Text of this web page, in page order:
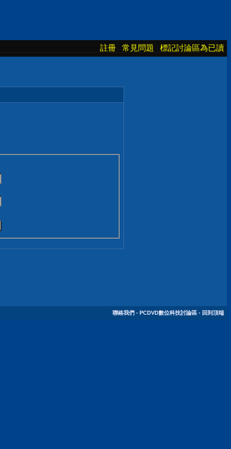
註冊 常見問題 標記討論區為已讀
聯絡我們 - PCDVD數位科技討論區 - 回到頂端